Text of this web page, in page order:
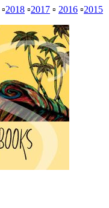
▫2018 ▫2017 ▫ 2016 ▫2015